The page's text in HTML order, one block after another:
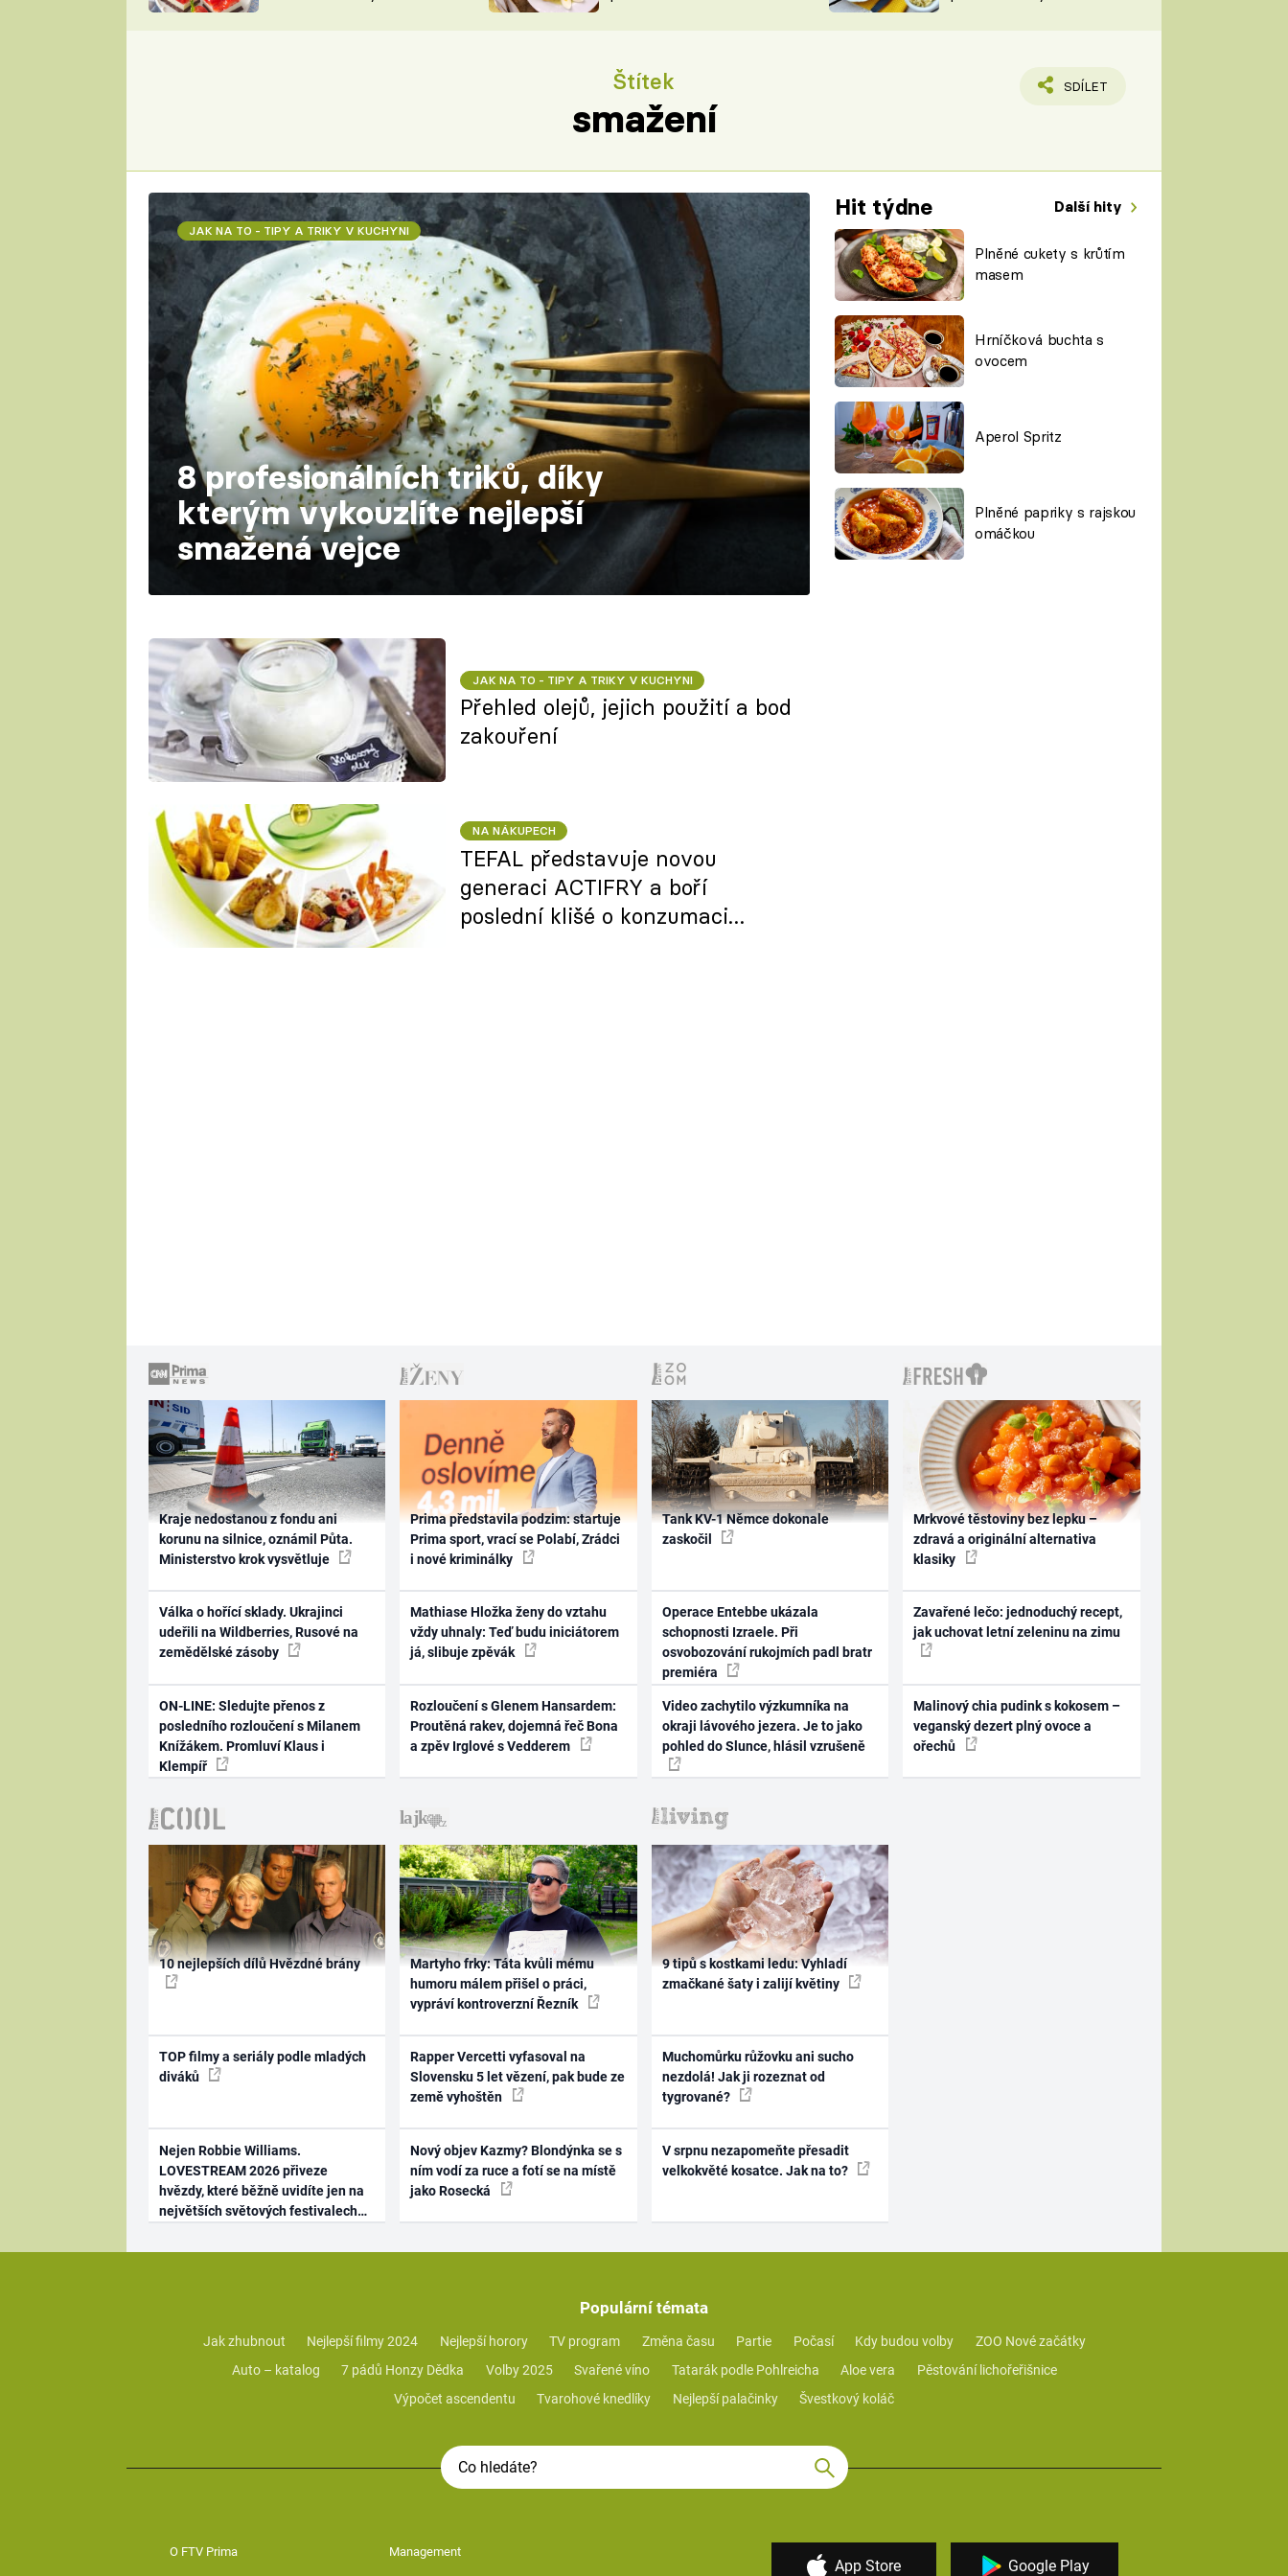
NA NÁKUPECH
ŠÉFREDAKTORKY
Štítek
smažení
SDÍLET
Hit týdne Další hity
Plněné cukety s krůtím
masem
Hrníčková buchta s
ovocem
Aperol Spritz
Plněné papriky s rajskou
omáčkou
JAK NA TO - TIPY A TRIKY V KUCHYNI
8 profesionálních triků, díky
kterým vykouzlíte nejlepší
smažená vejce
JAK NA TO - TIPY A TRIKY V KUCHYNI
Přehled olejů, jejich použití a bod
zakouření
NA NÁKUPECH
TEFAL představuje novou
generaci ACTIFRY a boří
poslední klišé o konzumaci
Kraje nedostanou z fondu ani
korunu na silnice, oznámil Půta.
Ministerstvo krok vysvětluje
Válka o hořící sklady. Ukrajinci
udeřili na Wildberries, Rusové na
zemědělské zásoby
ON-LINE: Sledujte přenos z
posledního rozloučení s Milanem
Knížákem. Promluví Klaus i
Klempíř
Prima představila podzim: startuje
Prima sport, vrací se Polabí, Zrádci
i nové kriminálky
Mathiase Hložka ženy do vztahu
vždy uhnaly: Teď budu iniciátorem
já, slibuje zpěvák
Rozloučení s Glenem Hansardem:
Proutěná rakev, dojemná řeč Bona
a zpěv Irglové s Vedderem
Tank KV-1 Němce dokonale
zaskočil
Operace Entebbe ukázala
schopnosti Izraele. Při
osvobozování rukojmích padl bratr
premiéra
Video zachytilo výzkumníka na
okraji lávového jezera. Je to jako
pohled do Slunce, hlásil vzrušeně
Mrkvové těstoviny bez lepku –
zdravá a originální alternativa
klasiky
Zavařené lečo: jednoduchý recept,
jak uchovat letní zeleninu na zimu
Malinový chia pudink s kokosem –
veganský dezert plný ovoce a
ořechů
10 nejlepších dílů Hvězdné brány
TOP filmy a seriály podle mladých
diváků
Nejen Robbie Williams.
LOVESTREAM 2026 přiveze
hvězdy, které běžně uvidíte jen na
největších světových festivalech
Martyho frky: Táta kvůli mému
humoru málem přišel o práci,
vypráví kontroverzní Řezník
Rapper Vercetti vyfasoval na
Slovensku 5 let vězení, pak bude ze
země vyhoštěn
Nový objev Kazmy? Blondýnka se s
ním vodí za ruce a fotí se na místě
jako Rosecká
9 tipů s kostkami ledu: Vyhladí
zmačkané šaty i zalijí květiny
Muchomůrku růžovku ani sucho
nezdolá! Jak ji rozeznat od
tygrované?
V srpnu nezapomeňte přesadit
velkokvěté kosatce. Jak na to?
Populární témata
Jak zhubnout Nejlepší filmy 2024 Nejlepší horory TV program Změna času Partie Počasí Kdy budou volby
ZOO Nové začátky
Auto – katalog
7 pádů Honzy Dědka Volby 2025 Svařené víno Tatarák podle Pohlreicha Aloe vera
Pěstování lichořeřišnice
Výpočet ascendentu
Tvarohové knedlíky Nejlepší palačinky Švestkový koláč
O FTV Prima Management
App Store Google Play